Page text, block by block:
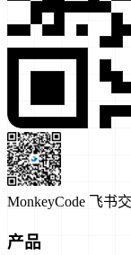
MonkeyCode 飞书
产品